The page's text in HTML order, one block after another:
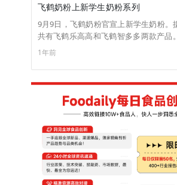
飞鹤奶粉上新学生奶粉系列
9月9日，飞鹤奶粉官宣上新学生奶粉。
共有飞鹤乐高高和飞鹤智多多两款产品
发明专利CBP＋MFGM，含有乳铁蛋白
加入97亿活性益生菌Bb-12和益生菌等
添加5大脑磷脂，精选燕窝酸，加入牛
素。 现已上线星妈优选官方小程序，
鹤智多多428元/桶。（来源：飞鹤奶粉
1年前